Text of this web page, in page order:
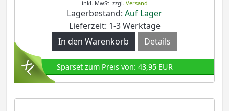
inkl. MwSt. zzgl. Versand
Lagerbestand: Auf Lager
Lieferzeit: 1-3 Werktage
In den Warenkorb
Details
Sparset zum Preis von: 43,95 EUR